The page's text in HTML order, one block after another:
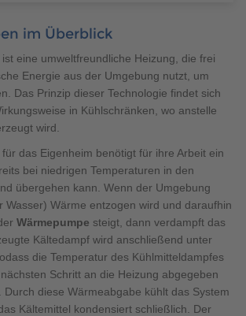
im Überblick
ist eine umweltfreundliche Heizung, die frei
Energie aus der Umgebung nutzt, um
Das Prinzip dieser Technologie findet sich
in Kühlschränken, wo anstelle
wird.
für das Eigenheim benötigt für ihre Arbeit ein
bei niedrigen Temperaturen in den
übergehen kann. Wenn der Umgebung
Wasser) Wärme entzogen wird und daraufhin
Wärmepumpe steigt, dann verdampft das
Kältedampf wird anschließend unter
die Temperatur des Kühlmitteldampfes
Schritt an die Heizung abgegeben
diese Wärmeabgabe kühlt das System
Kältemittel kondensiert schließlich. Der